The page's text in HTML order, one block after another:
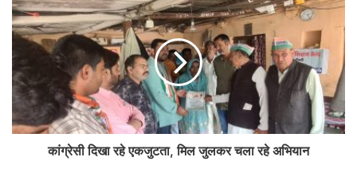
कांग्रेसी दिखा रहे एकजुटता, मिल जुलकर चला रहे अभियान